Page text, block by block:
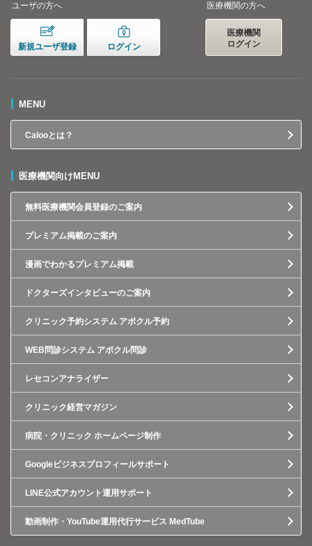
ユーザの方へ
新規ユーザ登録 ログイン
医療機関の方へ
医療機関
ログイン
MENU
Calooとは？
医療機関向けMENU
無料医療機関会員登録のご案内
プレミアム掲載のご案内
漫画でわかるプレミアム掲載
ドクターズインタビューのご案内
クリニック予約システム アポクル予約
WEB問診システム アポクル問診
レセコンアナライザー
クリニック経営マガジン
病院・クリニック ホームページ制作
Googleビジネスプロフィールサポート
LINE公式アカウント運用サポート
動画制作・YouTube運用代行サービス MedTube